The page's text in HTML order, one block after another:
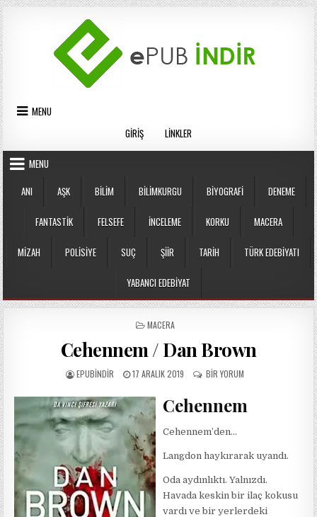
Skip
to
content
MENU
GIRIŞ
LINKLER
MENU
ANI
AŞK BILIM BILIMKURGU BIYOGRAFI DENEME
FANTASTIK FELSEFE İNCELEME KORKU MACERA
MIZAH POLISIYE SUÇ ŞIIR TARIH TÜRK EDEBIYATI
YABANCI EDEBIYAT
POSTED
MACERA
Cehennem / Dan Brown
AUTHOR:
EPUBINDIR
PUBLISHED
17 ARALIK 2019
CEHENNEM
BROWN
BIR YORUM
Cehennem
Cehennem’den…
Langdon haykırarak uyandı.
Oda aydınlıktı. Yalnızdı.
Havada keskin bir ilaç kokusu
vardı ve bir yerlerdeki